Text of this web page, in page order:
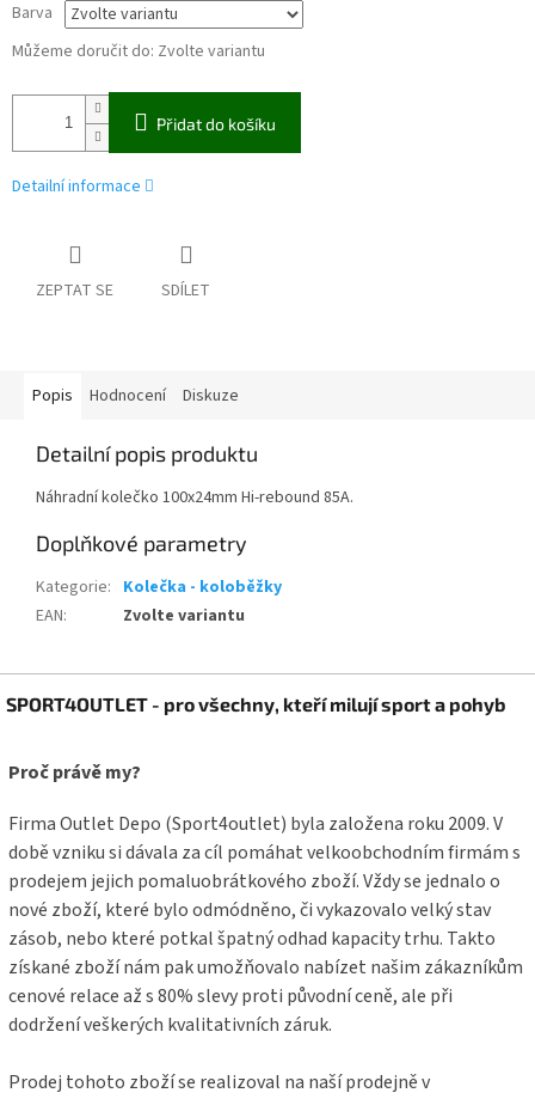
Barva
Můžeme doručit do: Zvolte variantu
Přidat do košíku
Detailní informace
ZEPTAT SE SDÍLET
Popis Hodnocení Diskuze
Detailní popis produktu
Náhradní kolečko 100x24mm Hi-rebound 85A.
Doplňkové parametry
Kategorie: Kolečka - koloběžky
EAN: Zvolte variantu
á
a
SPORT4OUTLET - pro všechny, kteří milují sport a pohyb
Proč právě my?
Firma Outlet Depo (Sport4outlet) byla založena roku 2009. V
době vzniku si dávala za cíl pomáhat velkoobchodním firmám s
prodejem jejich pomaluobrátkového zboží. Vždy se jednalo o
nové zboží, které bylo odmódněno, či vykazovalo velký stav
zásob, nebo které potkal špatný odhad kapacity trhu. Takto
získané zboží nám pak umožňovalo nabízet našim zákazníkům
cenové relace až s 80% slevy proti původní ceně, ale při
dodržení veškerých kvalitativních záruk.
Prodej tohoto zboží se realizoval na naší prodejně v